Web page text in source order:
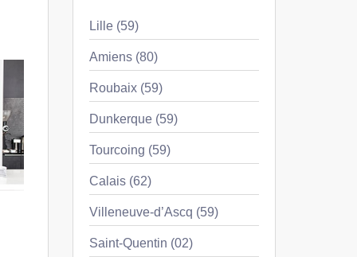
Lille (59)
Amiens (80)
Roubaix (59)
Dunkerque (59)
Tourcoing (59)
Calais (62)
Villeneuve-d’Ascq (59)
Saint-Quentin (02)